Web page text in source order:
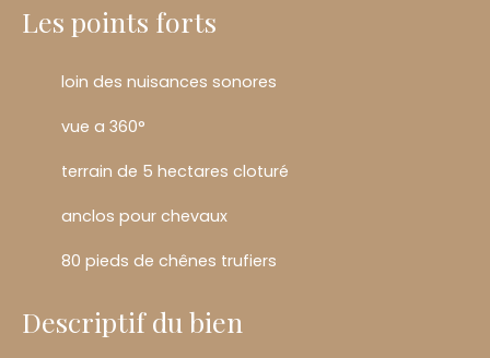
Les points forts
loin des nuisances sonores
vue a 360°
terrain de 5 hectares cloturé
anclos pour chevaux
80 pieds de chênes trufiers
Descriptif du bien